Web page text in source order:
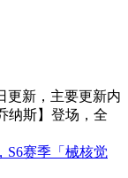
更新，主要更新内
纳斯】登场，全
S6赛季「械核觉